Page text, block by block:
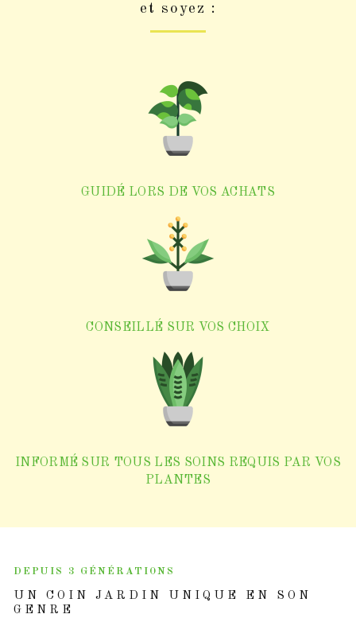
et soyez :
GUIDÉ LORS DE VOS ACHATS
CONSEILLÉ SUR VOS CHOIX
INFORMÉ SUR TOUS LES SOINS REQUIS PAR VOS
PLANTES
DEPUIS 3 GÉNÉRATIONS
UN COIN JARDIN UNIQUE EN SON
GENRE